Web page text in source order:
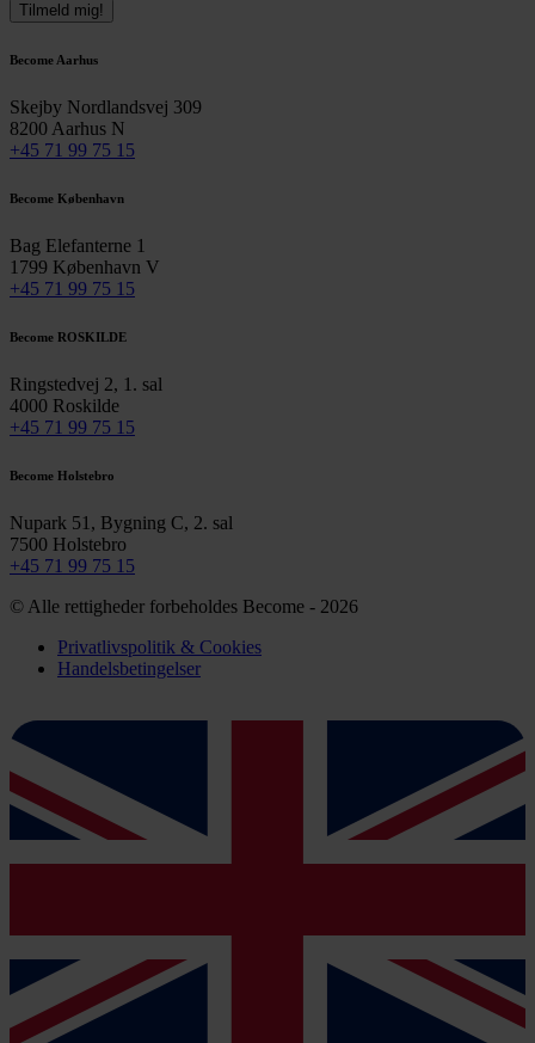
Tilmeld mig!
Become Aarhus
Skejby Nordlandsvej 309
8200 Aarhus N
+45 71 99 75 15
Become København
Bag Elefanterne 1
1799 København V
+45 71 99 75 15
Become ROSKILDE
Ringstedvej 2, 1. sal
4000 Roskilde
+45 71 99 75 15
Become Holstebro
Nupark 51, Bygning C, 2. sal
7500 Holstebro
+45 71 99 75 15
© Alle rettigheder forbeholdes Become - 2026
Privatlivspolitik & Cookies
Handelsbetingelser